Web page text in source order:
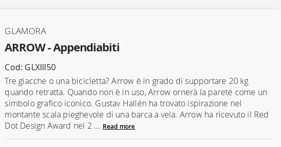
ARROW - Appendiabiti
GLAMORA
Cod: GLXIII50
Tre giacche o una bicicletta? Arrow è in grado di supportare 20 kg
quando retratta. Quando non è in uso, Arrow ornerà la parete come un
simbolo grafico iconico. Gustav Hallén ha trovato ispirazione nel
montante scala pieghevole di una barca a vela. Arrow ha ricevuto il Red
Dot Design Award nel 2 ... Read more